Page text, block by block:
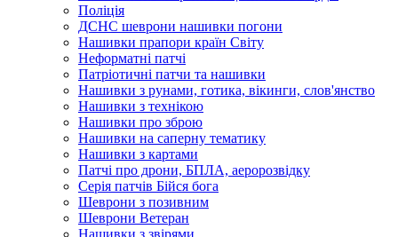
Поліція
ДСНС шеврони нашивки погони
Нашивки прапори країн Світу
Неформатні патчі
Патріотичні патчи та нашивки
Нашивки з рунами, готика, вікинги, слов'янство
Нашивки з технікою
Нашивки про зброю
Нашивки на саперну тематику
Нашивки з картами
Патчі про дрони, БПЛА, аеророзвідку
Серія патчів Бійся бога
Шеврони з позивним
Шеврони Ветеран